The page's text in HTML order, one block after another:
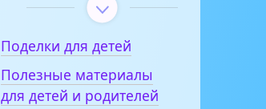
Поделки для детей
Полезные материалы
для детей и родителей